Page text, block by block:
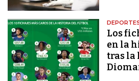
Los
en la
tras la